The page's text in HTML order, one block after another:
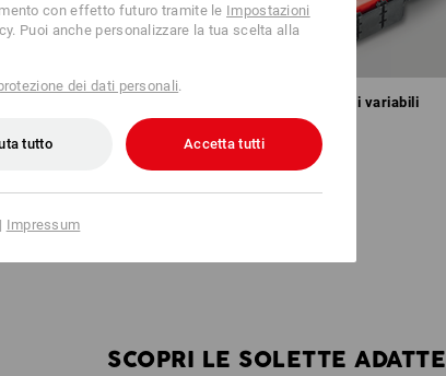
Divisori variabili
SCOPRI LE SOLETTE ADATTE
con effetto futuro tramite le Impostazioni
Puoi anche personalizzare la tua scelta alla
dei dati personali.
tutto Accetta tutti
| Impressum